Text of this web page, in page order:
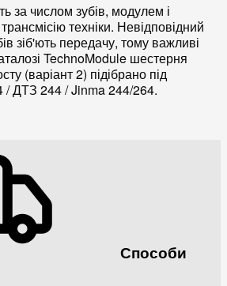
за числом зубів, модулем і
техніки. Невідповідний
зіб'ють передачу, тому важливі
TechnoModule шестерня
(варіант 2) підібрано під
/ ДТЗ 244 / Jinma 244/264.
Способи